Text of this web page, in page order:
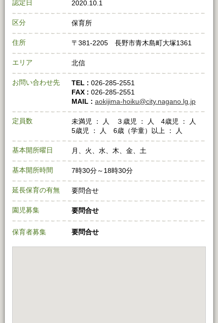
認定日 2020.10.1
区分 保育所
住所 〒381‐2205 長野市青木島町大塚1361
エリア 北信
お問い合わせ先 TEL : 026‐285‐2551
FAX : 026‐285‐2551
MAIL : aokijima-hoiku@city.nagano.lg.jp
定員数
未満児 ： 人 ３歳児 ： 人 4歳児 ： 人
5歳児 ： 人 6歳（学童）以上 ： 人
基本開所曜日 月、火、水、木、金、土
基本開所時間 7時30分～18時30分
延長保育の有無 要問合せ
園児募集 要問合せ
保育者募集 要問合せ